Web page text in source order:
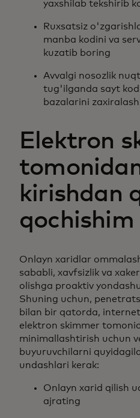
yaxshilab tekshirib
Ruxsatsiz
manba kodini va
kuzatib boring
Avvalgi nosozlik
tug'ilganda sayt
bazalarini zaxiralash
Elektron
kirishdan
qochishim
Onlayn xaridlar
sababli, xavfsizlik va
olishga proaktiv
Shuning uchun,
bilan bir qatorda,
elektron skimmer
minimallashtirish uchun
buyuruvchilarni
undashlari kerak:
Onlayn xarid qilish
ajrating